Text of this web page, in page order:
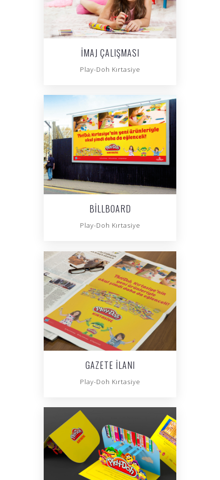
İMAJ ÇALIŞMASI
Play-Doh Kırtasiye
BILLBOARD
Play-Doh Kırtasiye
GAZETE İLANI
Play-Doh Kırtasiye